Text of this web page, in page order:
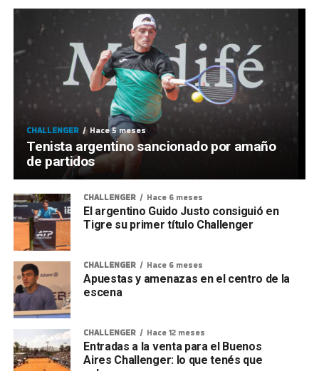
CHALLENGER Hace 5 meses
Tenista argentino sancionado por amaño
de partidos
CHALLENGER Hace 6 meses
El argentino Guido Justo consiguió en
Tigre su primer título Challenger
CHALLENGER Hace 6 meses
Apuestas y amenazas en el centro de la
escena
CHALLENGER Hace 12 meses
Entradas a la venta para el Buenos
Aires Challenger: lo que tenés que